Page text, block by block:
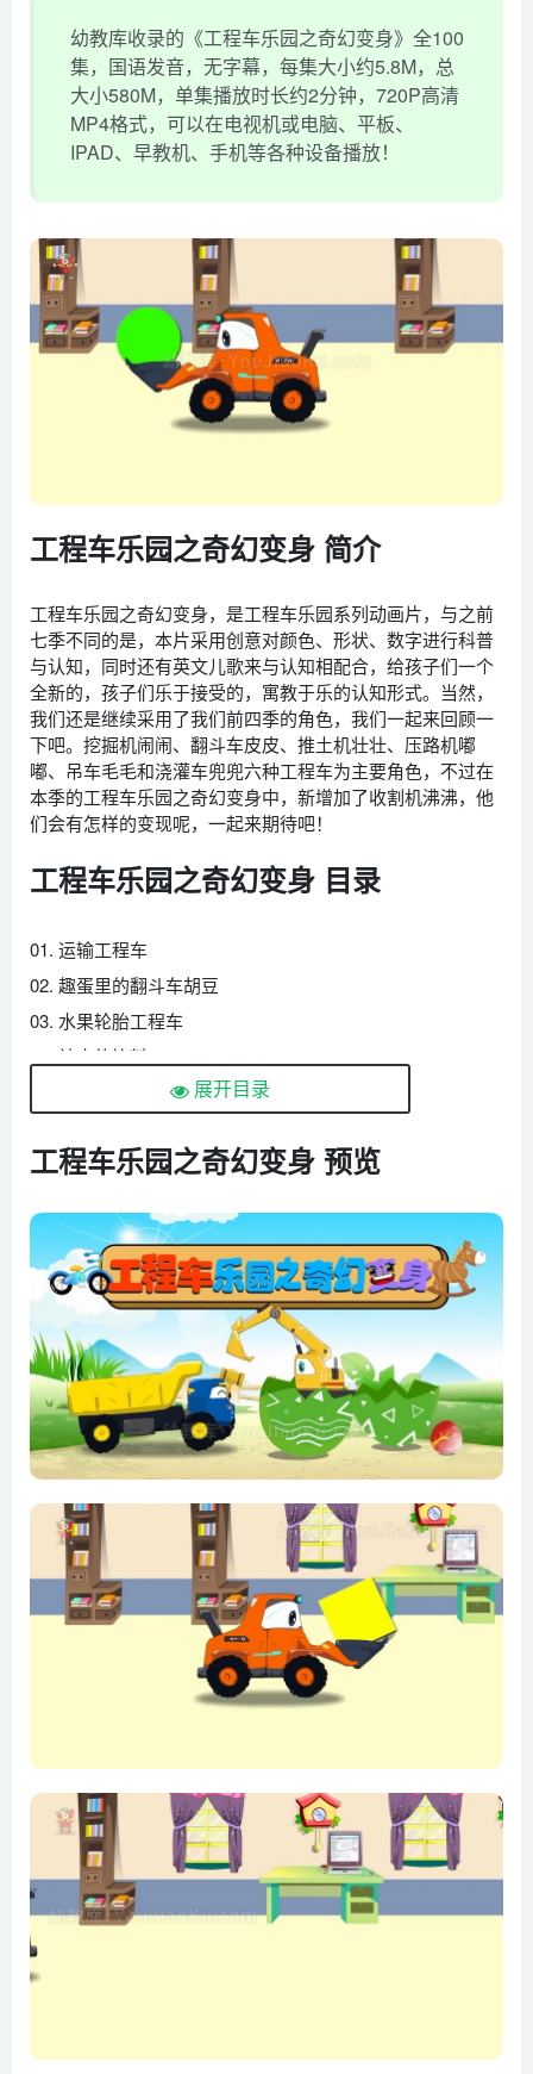
幼教库收录的《工程车乐园之奇幻变身》全100
集，国语发音，无字幕，每集大小约5.8M，总
大小580M，单集播放时长约2分钟，720P高清
MP4格式，可以在电视机或电脑、平板、
IPAD、早教机、手机等各种设备播放！
工程车乐园之奇幻变身 简介
工程车乐园之奇幻变身，是工程车乐园系列动画片，与之前
七季不同的是，本片采用创意对颜色、形状、数字进行科普
与认知，同时还有英文儿歌来与认知相配合，给孩子们一个
全新的，孩子们乐于接受的，寓教于乐的认知形式。当然，
我们还是继续采用了我们前四季的角色，我们一起来回顾一
下吧。挖掘机闹闹、翻斗车皮皮、推土机壮壮、压路机嘟
嘟、吊车毛毛和浇灌车兜兜六种工程车为主要角色，不过在
本季的工程车乐园之奇幻变身中，新增加了收割机沸沸，他
们会有怎样的变现呢，一起来期待吧！
工程车乐园之奇幻变身 目录
01. 运输工程车
02. 趣蛋里的翻斗车胡豆
03. 水果轮胎工程车
04. 神奇的饮料
07. 水果滑梯
09. 种恐龙树
10. 足球轮胎翻斗车
11. 五颜六色的蛋
12. 工程车滑滑梯
13. 足球里的工程车
14. 工程车换球形轮胎
15. 工程车变身
16. 强大的压路机
17. 翻斗车皮皮变身
18. 运载彩色工程车
19. 彩色翻斗车变身
20. 推土车换形状轮胎
24. 工程车组装
25. 箱子
26. 组装卡车
27. 五颜六色的压路机
28. 压路机憨憨打保龄球
29. 不一样的壮壮
30. 收割机收割小怪兽
32. 跳游泳池
展开目录
工程车乐园之奇幻变身 预览